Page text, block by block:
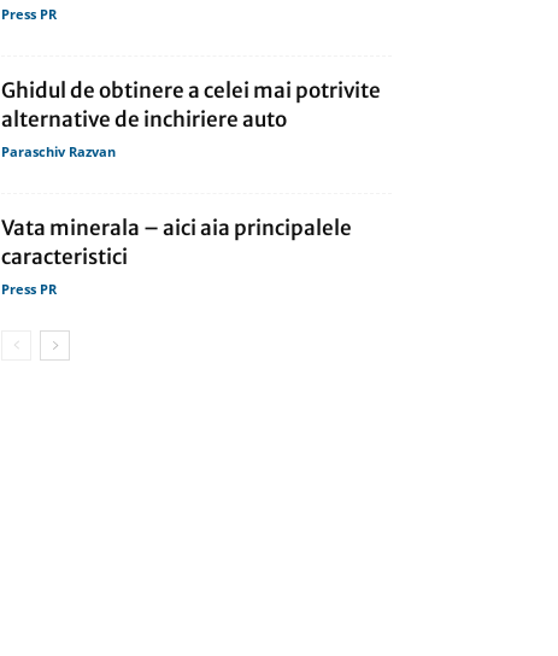
Press PR
Ghidul de obtinere a celei mai potrivite
alternative de inchiriere auto
Paraschiv Razvan
Vata minerala – aici aia principalele
caracteristici
Press PR